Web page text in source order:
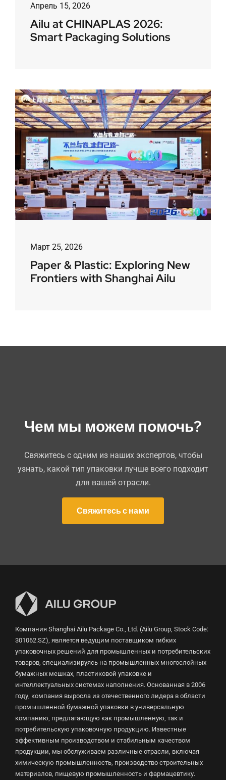
Апрель 15, 2026
Ailu at CHINAPLAS 2026:
Smart Packaging Solutions
Март 25, 2026
Paper & Plastic: Exploring New
Frontiers with Shanghai Ailu
Чем мы можем помочь?
Свяжитесь с одним из наших экспертов, чтобы
узнать, какой тип упаковки лучше всего подходит
для вашей отрасли.
Свяжитесь с нами
Компания Shanghai Ailu Package Co., Ltd. (Ailu Group, Stock Code:
301062.SZ), является ведущим поставщиком гибких
упаковочных решений для промышленных и потребительских
товаров, специализируясь на промышленных многослойных
бумажных мешках, пластиковой упаковке и
интеллектуальных системах наполнения. Основанная в 2006
году, компания выросла из отечественного лидера в области
промышленной бумажной упаковки в универсальную
компанию, предлагающую как промышленную, так и
потребительскую упаковочную продукцию. Известные
эффективным производством и стабильным качеством
продукции, мы обслуживаем различные отрасли, включая
химическую промышленность, производство строительных
материалов, пищевую промышленность и фармацевтику.